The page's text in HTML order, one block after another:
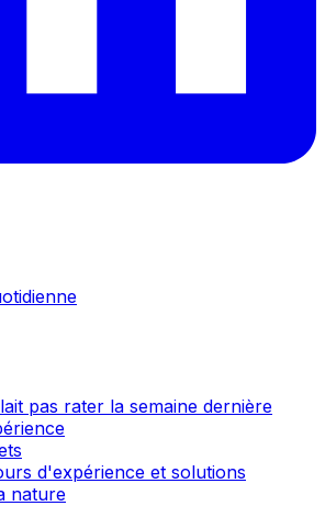
pas rater la semaine dernière
d'expérience et solutions
nature